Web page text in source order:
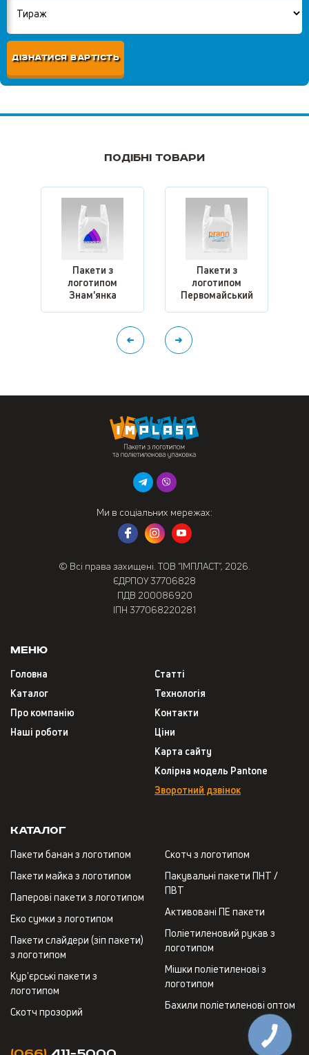
ДІЗНАТИСЯ ВАРТІСТЬ
Подібні товари
Пакети з
логотипом
Знам'янка
Пакети з
логотипом
Первомайський
Ми в соціальних мережах:
© Всі права захищені. ТОВ “ІМПЛАСТ”, 2026.
ЄДРПОУ 37706828
ПДВ 200086920
ІПН 377068220281
Меню
Головна
Каталог
Про компанію
Наші роботи
Статті
Технологія
Контакти
Ціни
Карта сайту
Колірна модель Pantone
Зворотний дзвінок
Каталог
Пакети банан з логотипом
Пакети майка з логотипом
Паперові пакети з логотипом
Еко сумки з логотипом
Пакети слайдери (зіп пакети)
з логотипом
Кур'єрські пакети з
логотипом
Скотч прозорий
Скотч з логотипом
Пакувальні пакети ПНТ /
ПВТ
Активовані ПЕ пакети
Поліетиленовий рукав з
логотипом
Мішки поліетиленові з
логотипом
Бахили поліетиленові оптом